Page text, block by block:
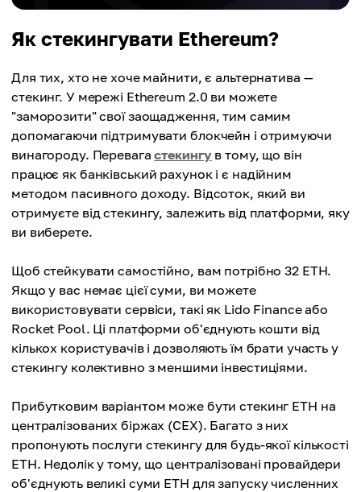
Як стекингувати Ethereum?
Для тих, хто не хоче майнити, є альтернатива —
стекинг. У мережі Ethereum 2.0 ви можете
"заморозити" свої заощадження, тим самим
допомагаючи підтримувати блокчейн і отримуючи
винагороду. Перевагастекингув тому, що він
працює як банківський рахунок і є надійним
методом пасивного доходу. Відсоток, який ви
отримуєте від стекингу, залежить від платформи, яку
ви виберете.
Щоб стейкувати самостійно, вам потрібно 32 ETH.
Якщо у вас немає цієї суми, ви можете
використовувати сервіси, такі як Lido Finance або
Rocket Pool. Ці платформи об'єднують кошти від
кількох користувачів і дозволяють їм брати участь у
стекингу колективно з меншими інвестиціями.
Прибутковим варіантом може бути стекинг ETH на
централізованих біржах (CEX). Багато з них
пропонують послуги стекингу для будь-якої кількості
ETH. Недолік у тому, що централізовані провайдери
об'єднують великі суми ETH для запуску численних